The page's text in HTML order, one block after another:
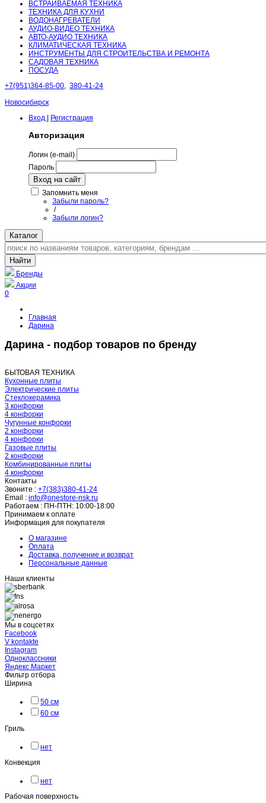
ВСТРАИВАЕМАЯ ТЕХНИКА
ТЕХНИКА ДЛЯ КУХНИ
ВОДОНАГРЕВАТЕЛИ
АУДИО-ВИДЕО ТЕХНИКА
АВТО-АУДИО ТЕХНИКА
КЛИМАТИЧЕСКАЯ ТЕХНИКА
ИНСТРУМЕНТЫ ДЛЯ СТРОИТЕЛЬСТВА И РЕМОНТА
САДОВАЯ ТЕХНИКА
ПОСУДА
+7(951)364-85-00, 380-41-24
Новосибирск
Вход | Регистрация
Авторизация
Логин (e-mail)
Пароль
Вход на сайт
Запомнить меня
Забыли пароль?
/
Забыли логин?
Каталог
Найти
Бренды
Акции
0
Главная
Дарина
Дарина - подбор товаров по бренду
БЫТОВАЯ ТЕХНИКА
Кухонные плиты
Электрические плиты
Стеклокерамика
3 конфорки
4 конфорки
Чугунные конфорки
2 конфорки
4 конфорки
Газовые плиты
2 конфорки
Комбинированные плиты
4 конфорки
Контакты
Звоните : +7(383)380-41-24
Email : info@onestore-nsk.ru
Работаем : ПН-ПТН: 10:00-18:00
Принимаем к оплате
Информация для покупателя
О магазине
Оплата
Доставка, получение и возврат
Персональные данные
Наши клиенты
Мы в соцсетях
Facebook
V kontakte
Instagram
Одноклассники
Яндекс Маркет
Фильтр отбора
Ширина
50 см
60 см
Гриль
нет
Конвекция
нет
Рабочая поверхность